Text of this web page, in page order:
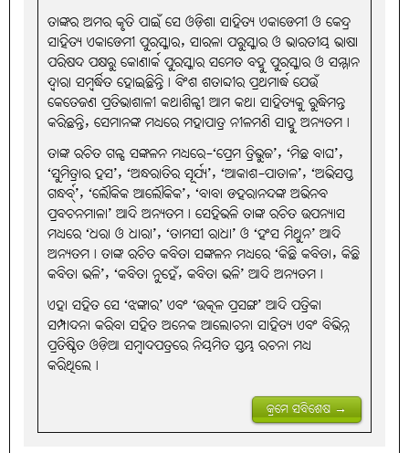
ତାଙ୍କର ଅମର କୃତି ପାଇଁ ସେ ଓଡ଼ିଶା ସାହିତ୍ୟ ଏକାଡେମୀ ଓ କେନ୍ଦ୍ର
ସାହିତ୍ୟ ଏକାଡେମୀ ପୁରସ୍କାର, ସାରଳା ପରୁସ୍କାର ଓ ଭାରତୀୟ ଭାଷା
ପରିଷଦ ପକ୍ଷରୁ କୋଣାର୍କ ପୁରସ୍କାର ସମେତ ବହୁ ପୁରସ୍କାର ଓ ସମ୍ମାନ
ଦ୍ୱାରା ସମ୍ବର୍ଦ୍ଧିତ ହୋଇଛିନ୍ତି। ବିଂଶ ଶତାବ୍ଦୀର ପ୍ରଥମାର୍ଦ୍ଧ ଯେଉଁ
କେତେଜଣ ପ୍ରତିଭାଶାଳୀ କଥାଶିଳ୍ପୀ ଆମ କଥା ସାହିତ୍ୟକୁ ରୁଦ୍ଧିମନ୍ତ
କରିଛନ୍ତି, ସେମାନଙ୍କ ମଧ୍ୟରେ ମହାପାତ୍ର ନୀଳମଣି ସାହୁ ଅନ୍ୟତମ।
ତାଙ୍କ ରଚିତ ଗଳ୍ପ ସଙ୍କଳନ ମଧ୍ୟରେ-‘ପ୍ରେମ ତ୍ରିଭୁଜ’, ‘ମିଛ ବାଘ’,
‘ସୁମିତ୍ରାର ହସ’, ‘ଅନ୍ଧରାତିର ସୂର୍ଯ୍ୟ’, ‘ଆକାଶ-ପାତାଳ’, ‘ଅଭିସପ୍ତ
ଗନ୍ଧର୍ବ୍’, ‘ଲୌକିକ ଆଲୌକିକ’, ‘ବାବା ଡହରାନନ୍ଦଙ୍କ ଅଭିନବ
ପ୍ରବଚନମାଳା’ ଆଦି ଅନ୍ୟତମ। ସେହିଭଳି ତାଙ୍କ ରଚିତ ଉପନ୍ୟାସ
ମଧ୍ୟରେ ‘ଧରା ଓ ଧାରା’, ‘ତାମସୀ ରାଧା’ ଓ ‘ହଂସ ମିଥୁନ’ ଆଦି
ଅନ୍ୟତମ। ତାଙ୍କ ରଚିତ କବିତା ସଙ୍କଳନ ମଧ୍ୟରେ ‘କିଛି କବିତା, କିଛି
କବିତା ଭଳି’, ‘କବିତା ନୁହେଁ, କବିତା ଭଳି’ ଆଦି ଅନ୍ୟତମ।
ଏହା ସହିତ ସେ ‘ଝଙ୍କାର’ ଏବଂ ‘ଉତ୍କଳ ପ୍ରସଙ୍ଗ’ ଆଦି ପତ୍ରିକା
ସମ୍ପାଦନା କରିବା ସହିତ ଅନେକ ଆଲୋଚନା ସାହିତ୍ୟ ଏବଂ ବିଭିନ୍ନ
ପ୍ରତିଷ୍ଠିତ ଓଡ଼ିଆ ସମ୍ବାଦପତ୍ରରେ ନିୟମିତ ସ୍ତମ୍ଭ ରଚନା ମଧ୍ୟ
କରିଥିଲେ।
କ୍ରମେ ସବିଶେଷ →